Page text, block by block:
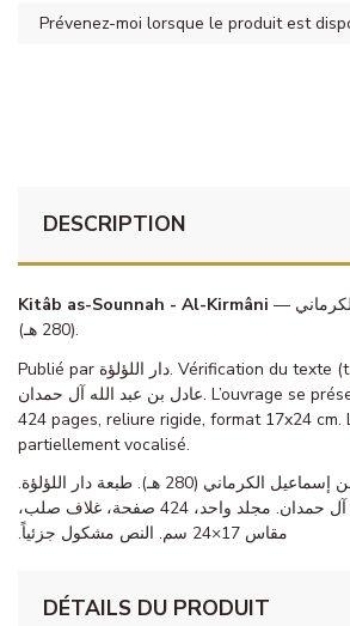
DESCRIPTION
Kitâb as-Sounnah - Al-Kirmâni — حرب بن إسماعيل الكرماني
(280 هـ).
Publié par دار اللؤلؤة. Vérification du texte (tahqîq) assurée par
عادل بن عبد الله آل حمدان. L’ouvrage se présente en un volume,
424 pages, reliure rigide, format 17x24 cm.
partiellement vocalisé.
— حرب بن إسماعيل الكرماني (280 هـ). طبعة دار اللؤلؤة.
تحقيق: عادل بن عبد الله آل حمدان. مجلد واحد، 424 صفحة، غلاف صلب،
مقاس 17×24 سم. النص مشكول جزئياً.
DÉTAILS DU PRODUIT